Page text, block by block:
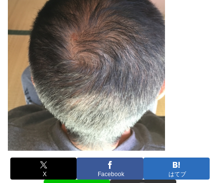
X Facebook はてブ